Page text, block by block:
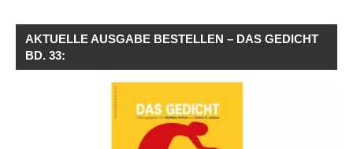
AKTUELLE AUSGABE BESTELLEN – DAS GEDICHT
BD. 33: